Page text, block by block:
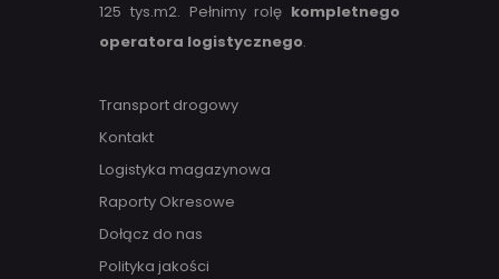
125 tys.m2. Pełnimy rolę kompletnego
operatora logistycznego.
Transport drogowy
Kontakt
Logistyka magazynowa
Raporty Okresowe
Dołącz do nas
Polityka jakości